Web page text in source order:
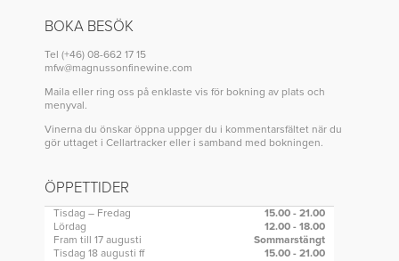
BOKA BESÖK
Tel (+46) 08-662 17 15
mfw@magnussonfinewine.com
Maila eller ring oss på enklaste vis för bokning av plats och
menyval.
Vinerna du önskar öppna uppger du i kommentarsfältet när du
gör uttaget i Cellartracker eller i samband med bokningen.
ÖPPETTIDER
Tisdag – Fredag
15.00 - 21.00
Lördag
12.00 - 18.00
Fram till 17 augusti
Sommarstängt
Tisdag 18 augusti ff
15.00 - 21.00